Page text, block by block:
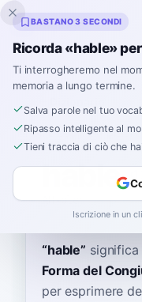
Inklingo
Home›Spagnolo›
hable
AH-bleh ˈa.βle
“hable” significa
Forma del
per esprimere
BASTANO 3 SECONDI
Ricorda «hable»
Ti interrogheremo nel
memoria a lungo termine.
Salva parole nel tuo
Ripasso intelligente al
Tieni traccia di ciò che
Iscrizione in un